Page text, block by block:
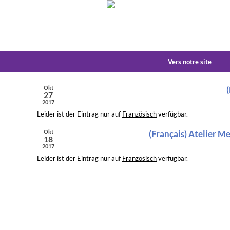
Vers notre site
Okt
27
2017
Leider ist der Eintrag nur aufFranzösischverfügbar.
Okt
18
2017
(Français) Atelier
Leider ist der Eintrag nur aufFranzösischverfügbar.